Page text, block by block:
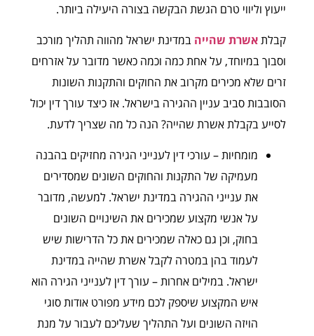
ייעוץ וליווי טרם הגשת הבקשה בצורה היעילה ביותר.
קבלתאשרת שהייה במדינת ישראל מהווה תהליך מורכב
וסבוך במיוחד, על אחת כמה וכמה כאשר מדובר על אזרחים
זרים שלא מכירים מקרוב את החוקים והתקנות השונות
הסובבות סביב עניין ההגירה בישראל. אז כיצד עורך דין יכול
לסייע בקבלת אשרת שהייה? הנה כל מה שצריך לדעת.
מומחיות – עורכי דין לענייני הגירה מחזיקים בהבנה
מעמיקה של התקנות והחוקים השונים שמסדירים
את ענייני ההגירה במדינת ישראל. למעשה, מדובר
על אנשי מקצוע שמכירים את השינויים השונים
בחוק, וכן גם כאלה שמכירים את כל הדרישות שיש
לעמוד בהן במטרה לקבל אשרת שהייה במדינת
ישראל. במילים אחרות – עורך דין לענייני הגירה הוא
איש המקצוע שיספק לכם מידע מפורט אודות סוגי
הויזה השונים ועל התהליך שעליכם לעבור על מנת